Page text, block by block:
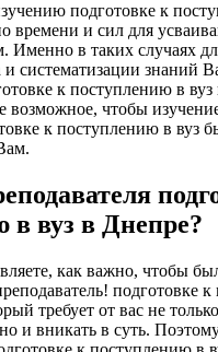
подготовке к
времени и сил для
Именно в таких случаях
и систематизации знаний
к поступлению в
возможное, чтобы
к поступлению в вуз
в вуз в Днепре?
как важно, чтобы
подготовке к
требует от вас не
и вникать в суть.